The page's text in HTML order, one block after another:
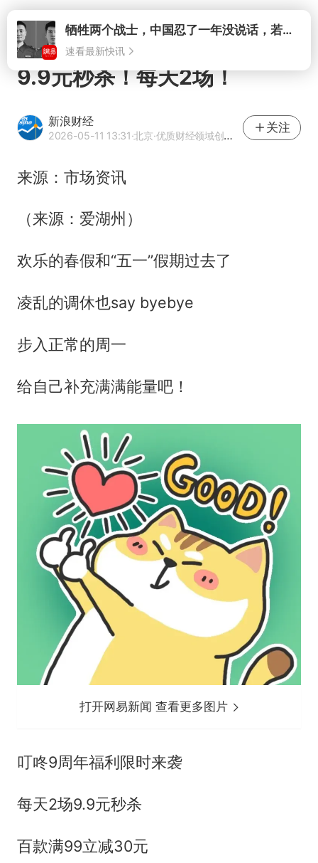
打开
9.9元秒杀！每天2场！
新浪财经
2026-05-11 13:31·北京·优质财经领域创作者
关注
来源：市场资讯
（来源：爱湖州）
欢乐的春假和“五一”假期过去了
凌乱的调休也say byebye
步入正常的周一
给自己补充满满能量吧！
打开网易新闻 查看更多图片
叮咚9周年福利限时来袭
每天2场9.9元秒杀
百款满99立减30元